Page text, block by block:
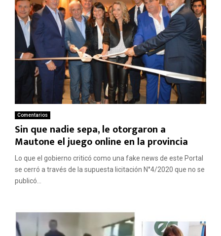
Comentarios
Sin que nadie sepa, le otorgaron a
Mautone el juego online en la provincia
Lo que el gobierno criticó como una fake news de este Portal
se cerró a través de la supuesta licitación N°4/2020 que no se
publicó...